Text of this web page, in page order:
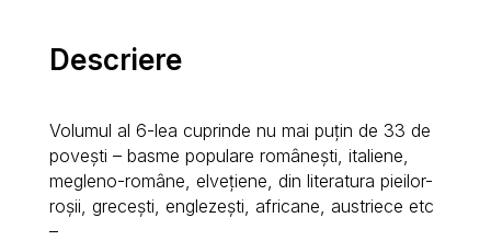
Descriere
Volumul al 6-lea cuprinde nu mai puțin de 33 de
povești – basme populare românești, italiene,
megleno-române, elvețiene, din literatura pieilor-
roșii, grecești, englezești, africane, austriece etc
–